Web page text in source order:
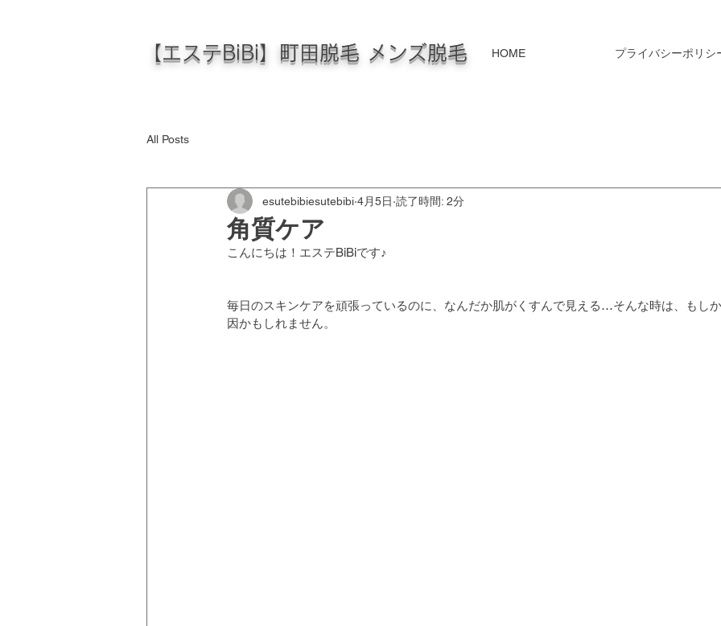
【エステBiBi】町田脱毛 メンズ脱毛 HOME プライバシーポリシ
All Posts
角質ケア
esutebibiesutebibi 4月5日 読了時間: 2分
こんにちは！エステBiBiです♪
毎日のスキンケアを頑張っているのに、なんだか肌がくすんで見える…そんな時は、もしか
因かもしれません。